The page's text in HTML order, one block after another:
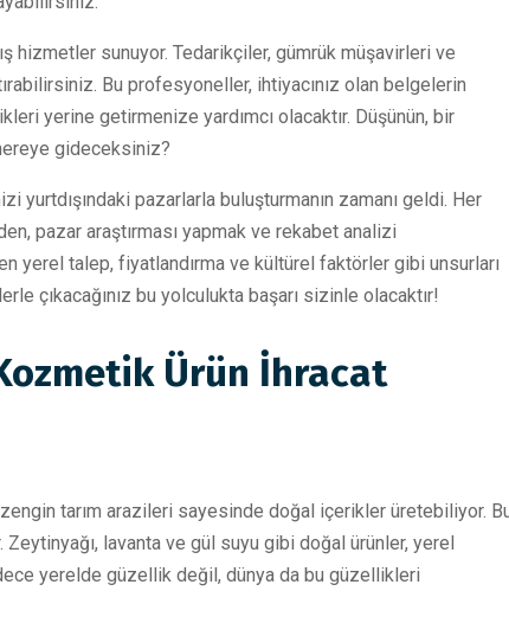
hizmetler sunuyor. Tedarikçiler, gümrük müşavirleri ve
Bu profesyoneller, ihtiyacınız olan belgelerin
yerine getirmenize yardımcı olacaktır. Düşünün, bir
gideceksiniz?
yurtdışındaki pazarlarla buluşturmanın zamanı geldi. Her
pazar araştırması yapmak ve rekabet analizi
yerel talep, fiyatlandırma ve kültürel faktörler gibi unsurları
çıkacağınız bu yolculukta başarı sizinle olacaktır!
Ürün İhracat
tarım arazileri sayesinde doğal içerikler üretebiliyor.
lavanta ve gül suyu gibi doğal ürünler, yerel
yerelde güzellik değil, dünya da bu güzellikleri